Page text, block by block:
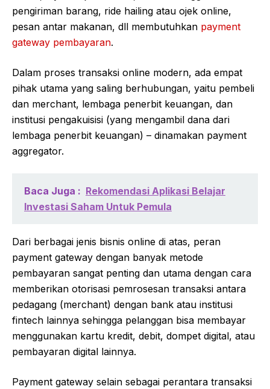
pengiriman barang, ride hailing atau ojek online,
pesan antar makanan, dll membutuhkan payment
gateway pembayaran.
Dalam proses transaksi online modern, ada empat
pihak utama yang saling berhubungan, yaitu pembeli
dan merchant, lembaga penerbit keuangan, dan
institusi pengakuisisi (yang mengambil dana dari
lembaga penerbit keuangan) – dinamakan payment
aggregator.
Baca Juga : Rekomendasi Aplikasi Belajar
Investasi Saham Untuk Pemula
Dari berbagai jenis bisnis online di atas, peran
payment gateway dengan banyak metode
pembayaran sangat penting dan utama dengan cara
memberikan otorisasi pemrosesan transaksi antara
pedagang (merchant) dengan bank atau institusi
fintech lainnya sehingga pelanggan bisa membayar
menggunakan kartu kredit, debit, dompet digital, atau
pembayaran digital lainnya.
Payment gateway selain sebagai perantara transaksi